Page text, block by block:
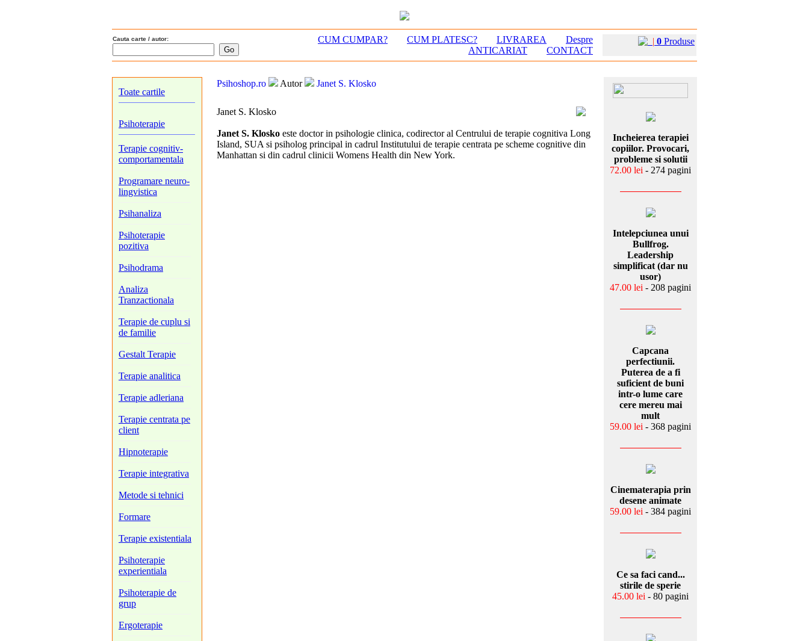
Cauta carte / autor: CUM CUMPAR? CUM PLATESC? LIVRAREA
Despre
ANTICARIAT
CONTACT
| 0 Produse
Toate cartile
Psihoterapie
Terapie cognitiv-
comportamentala
Programare neuro-
lingvistica
Psihanaliza
Psihoterapie
pozitiva
Psihodrama
Analiza
Tranzactionala
Terapie de cuplu si
de familie
Gestalt Terapie
Terapie analitica
Terapie adleriana
Terapie centrata pe
client
Hipnoterapie
Terapie integrativa
Metode si tehnici
Formare
Terapie existentiala
Psihoterapie
experientiala
Psihoterapie de
grup
Ergoterapie
Psihoshop.ro Autor Janet S. Klosko
Janet S. Klosko
Janet S. Klosko este doctor in psihologie clinica, codirector al Centrului de terapie cognitiva Long
Island, SUA si psiholog principal in cadrul Institutului de terapie centrata pe scheme cognitive din
Manhattan si din cadrul clinicii Womens Health din New York.
Incheierea terapiei
copiilor. Provocari,
probleme si solutii
72.00 lei - 274 pagini
Intelepciunea unui
Bullfrog.
Leadership
simplificat (dar nu
usor)
47.00 lei - 208 pagini
Capcana
perfectiunii.
Puterea de a fi
suficient de buni
intr-o lume care
cere mereu mai
mult
59.00 lei - 368 pagini
Cinematerapia prin
desene animate
59.00 lei - 384 pagini
Ce sa faci cand...
stirile de sperie
45.00 lei - 80 pagini